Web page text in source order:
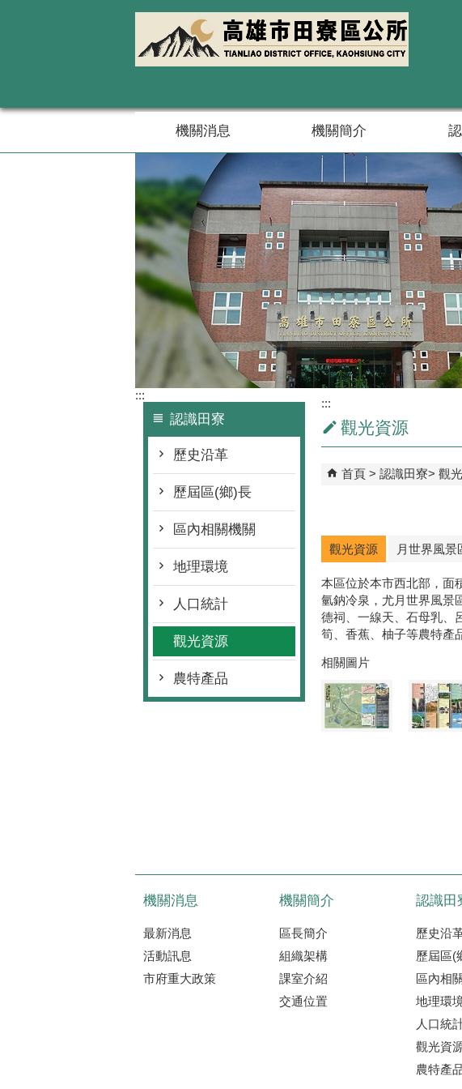
機關消息 機關簡介
:::
認識田寮
歷史沿革
歷屆區(鄉)長
區內相關機關
地理環境
人口統計
觀光資源
農特產品
:::
觀光資源
首頁 認識田寮 觀
觀光資源 月世界風景
本區位於本市西北部，面
氫鈉冷泉，尤月世界風景
德祠、一線天、石母乳、
筍、香蕉、柚子等農特產
相關圖片
機關消息
最新消息
活動訊息
市府重大政策
機關簡介
區長簡介
組織架構
課室介紹
交通位置
認識田
歷史沿
歷屆區(
區內相
地理環
人口統
觀光資
農特產